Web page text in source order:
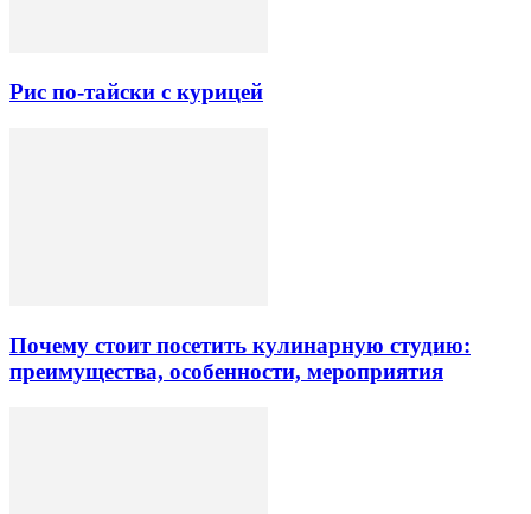
Рис по-тайски с курицей
Почему стоит посетить кулинарную студию:
преимущества, особенности, мероприятия